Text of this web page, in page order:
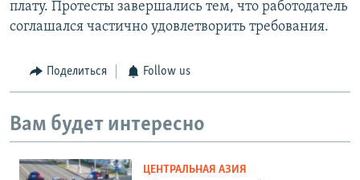
плату. Протесты завершались тем, что работодатель
соглашался частично удовлетворить требования.
Поделиться Follow us
Вам будет интересно
ЦЕНТРАЛЬНАЯ АЗИЯ